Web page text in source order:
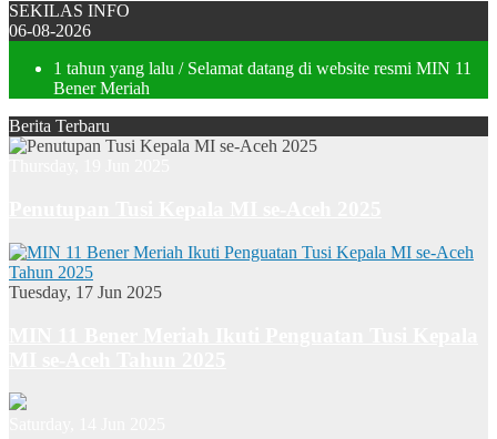
SEKILAS INFO
06-08-2026
1 tahun yang lalu / Selamat datang di website resmi MIN 11
Bener Meriah
Berita Terbaru
Tuesday, 17 Jun 2025